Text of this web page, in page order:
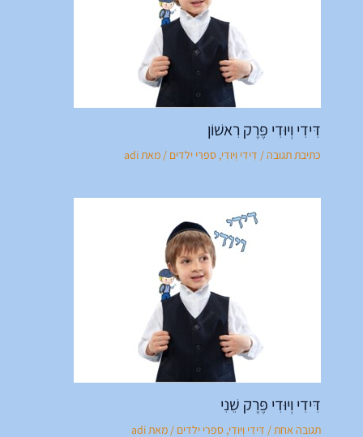
דִּידִי וְיוּדִי פֶּרֶק רִאשׁוֹן
כתיבת תגובה/ דִּידִי וְיוּדִי, ספרי ילדים / מאתadi
דִּידִי וְיוּדִי פֶּרֶק שֵׁנִי
תגובה אחת/ דִּידִי וְיוּדִי, ספרי ילדים / מאתadi